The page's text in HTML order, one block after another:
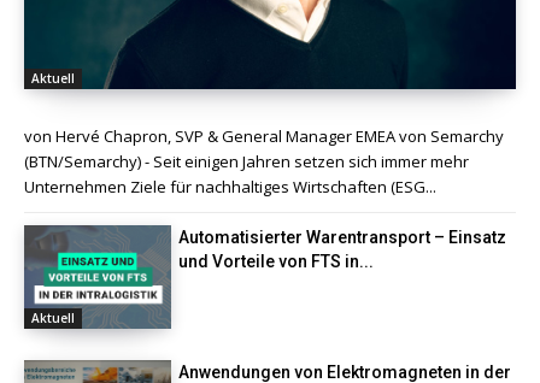
Aktuell
von Hervé Chapron, SVP & General Manager EMEA von Semarchy
(BTN/Semarchy) - Seit einigen Jahren setzen sich immer mehr
Unternehmen Ziele für nachhaltiges Wirtschaften (ESG...
Aktuell
Automatisierter Warentransport – Einsatz
und Vorteile von FTS in...
Anwendungen von Elektromagneten in der